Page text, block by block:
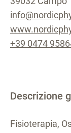
+39 0474
Descrizione
Fisioterapia,